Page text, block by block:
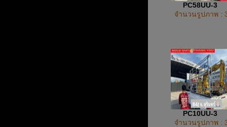
PC58UU-3
จำนวนรูปภาพ :
PC10UU-3
จำนวนรูปภาพ :